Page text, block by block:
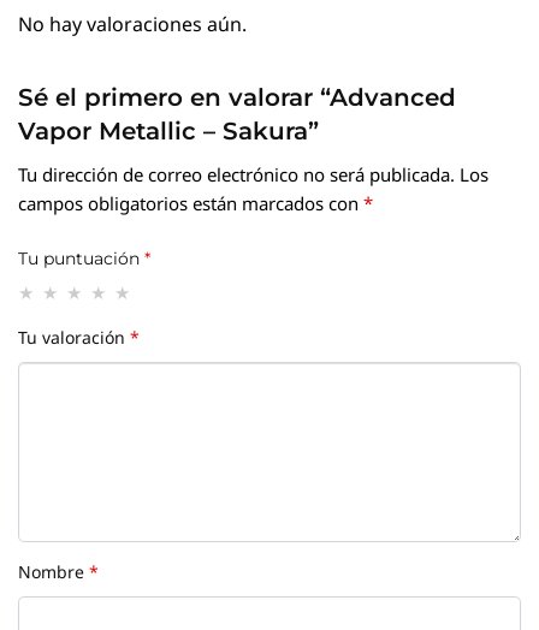
No hay valoraciones aún.
Sé el primero en valorar “Advanced
Vapor Metallic – Sakura”
Tu dirección de correo electrónico no será publicada.Los
campos obligatorios están marcados con*
Tu puntuación *
Tu valoración*
Nombre*